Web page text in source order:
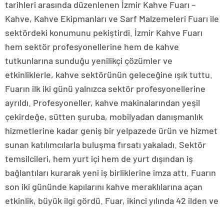
tarihleri arasında düzenlenen İzmir Kahve Fuarı –
Kahve, Kahve Ekipmanları ve Sarf Malzemeleri Fuarı ile
sektördeki konumunu pekiştirdi. İzmir Kahve Fuarı
hem sektör profesyonellerine hem de kahve
tutkunlarına sunduğu yenilikçi çözümler ve
etkinliklerle, kahve sektörünün geleceğine ışık tuttu.
Fuarın ilk iki günü yalnızca sektör profesyonellerine
ayrıldı. Profesyoneller, kahve makinalarından yeşil
çekirdeğe, sütten şuruba, mobilyadan danışmanlık
hizmetlerine kadar geniş bir yelpazede ürün ve hizmet
sunan katılımcılarla buluşma fırsatı yakaladı. Sektör
temsilcileri, hem yurt içi hem de yurt dışından iş
bağlantıları kurarak yeni iş birliklerine imza attı. Fuarın
son iki gününde kapılarını kahve meraklılarına açan
etkinlik, büyük ilgi gördü. Fuar, ikinci yılında 42 ilden ve